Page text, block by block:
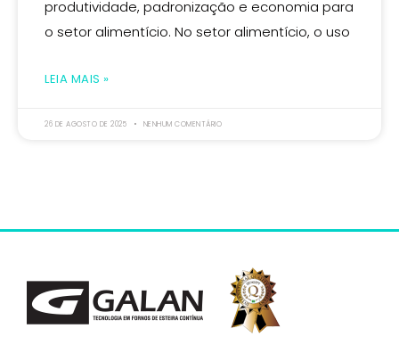
produtividade, padronização e economia para
o setor alimentício. No setor alimentício, o uso
LEIA MAIS »
26 DE AGOSTO DE 2025 NENHUM COMENTÁRIO